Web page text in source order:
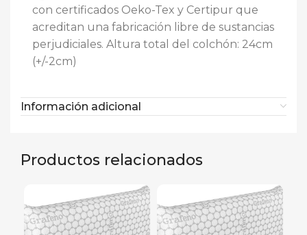
con certificados Oeko-Tex y Certipur que
acreditan una fabricación libre de sustancias
perjudiciales. Altura total del colchón: 24cm
(+/-2cm)
Información adicional
Productos relacionados